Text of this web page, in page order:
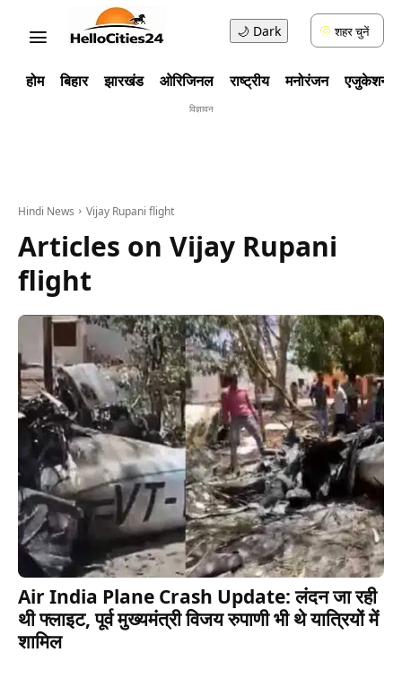
🌙 Dark शहर चुनें
होम बिहार झारखंड ओरिजिनल राष्ट्रीय मनोरंजन एजुकेशन
विज्ञावन
Hindi News Vijay Rupani flight
Articles on Vijay Rupani
flight
Air India Plane Crash Update: लंदन जा रही
थी फ्लाइट, पूर्व मुख्यमंत्री विजय रुपाणी भी थे यात्रियों में
शामिल